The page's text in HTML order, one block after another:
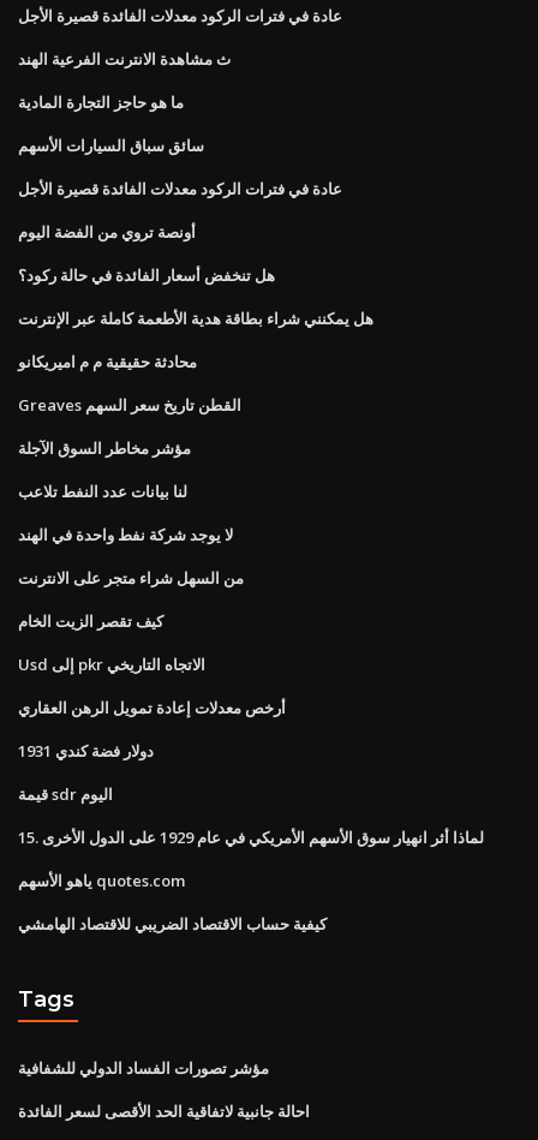
عادة في فترات الركود معدلات الفائدة قصيرة الأجل
ث مشاهدة الانترنت الفرعية الهند
ما هو حاجز التجارة المادية
سائق سباق السيارات الأسهم
عادة في فترات الركود معدلات الفائدة قصيرة الأجل
أونصة تروي من الفضة اليوم
هل تنخفض أسعار الفائدة في حالة ركود؟
هل يمكنني شراء بطاقة هدية الأطعمة كاملة عبر الإنترنت
محادثة حقيقية م م اميريكانو
Greaves القطن تاريخ سعر السهم
مؤشر مخاطر السوق الآجلة
لنا بيانات عدد النفط تلاعب
لا يوجد شركة نفط واحدة في الهند
من السهل شراء متجر على الانترنت
كيف تقصر الزيت الخام
Usd إلى pkr الاتجاه التاريخي
أرخص معدلات إعادة تمويل الرهن العقاري
1931 دولار فضة كندي
قيمة sdr اليوم
15. لماذا أثر انهيار سوق الأسهم الأمريكي في عام 1929 على الدول الأخرى
ياهو الأسهم quotes.com
كيفية حساب الاقتصاد الضريبي للاقتصاد الهامشي
Tags
مؤشر تصورات الفساد الدولي للشفافية
احالة جانبية لاتفاقية الحد الأقصى لسعر الفائدة